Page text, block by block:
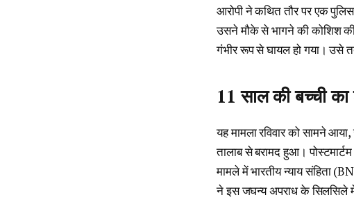
आरोपी ने कथित तौर पर एक
उसने मौके से भागने की कोशिश
गंभीर रूप से घायल हो गया। उसे
11 साल की बच्ची का
यह मामला रविवार को सामने
तालाब से बरामद हुआ।
मामले में भारतीय न्याय संहिता
ने इस जघन्य अपराध के सिलसिले में